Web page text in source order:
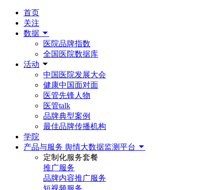
首页
关注
数据
医院品牌指数
全国医院数据库
活动
中国医院发展大会
健康中国面对面
医管先锋人物
医管talk
品牌典型案例
最佳品牌传播机构
学院
产品与服务 舆情大数据监测平台
定制化服务套餐
推广服务
品牌内容推广服务
短视频服务